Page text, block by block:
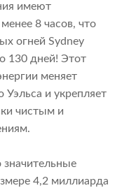
имеют
8 часов, что
огней Sydney
130 дней! Этот
меняет
и укрепляет
чистым и
значительные
4,2 миллиарда